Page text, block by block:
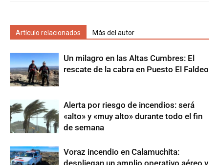
Artículo relacionados Más del autor
Un milagro en las Altas Cumbres: El
rescate de la cabra en Puesto El Faldeo
Alerta por riesgo de incendios: será
«alto» y «muy alto» durante todo el fin
de semana
Voraz incendio en Calamuchita: